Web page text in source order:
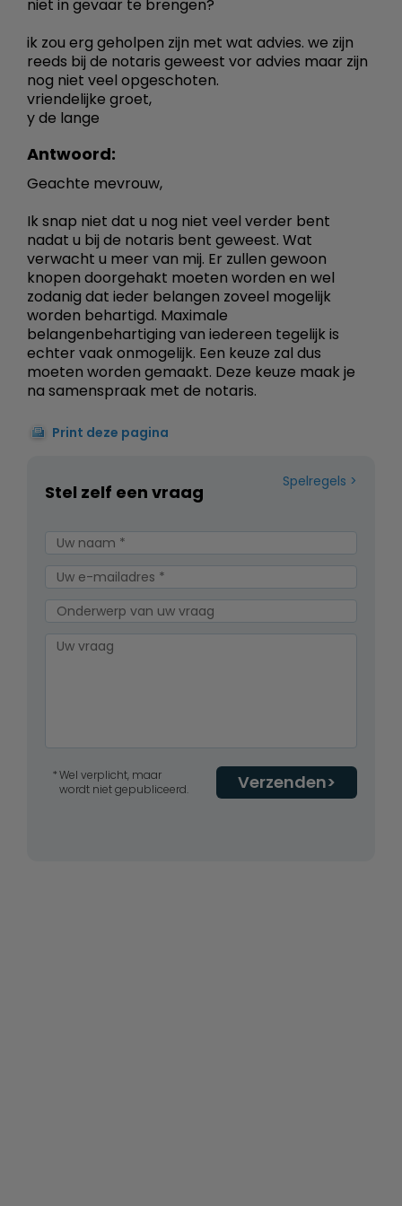
niet in gevaar te brengen?
ik zou erg geholpen zijn met wat advies. we zijn
reeds bij de notaris geweest vor advies maar zijn
nog niet veel opgeschoten.
vriendelijke groet,
y de lange
Antwoord:
Geachte mevrouw,
Ik snap niet dat u nog niet veel verder bent
nadat u bij de notaris bent geweest. Wat
verwacht u meer van mij. Er zullen gewoon
knopen doorgehakt moeten worden en wel
zodanig dat ieder belangen zoveel mogelijk
worden behartigd. Maximale
belangenbehartiging van iedereen tegelijk is
echter vaak onmogelijk. Een keuze zal dus
moeten worden gemaakt. Deze keuze maak je
na samenspraak met de notaris.
Print deze pagina
Spelregels
Stel zelf een vraag
Verzenden
Wel verplicht, maar
wordt niet gepubliceerd.